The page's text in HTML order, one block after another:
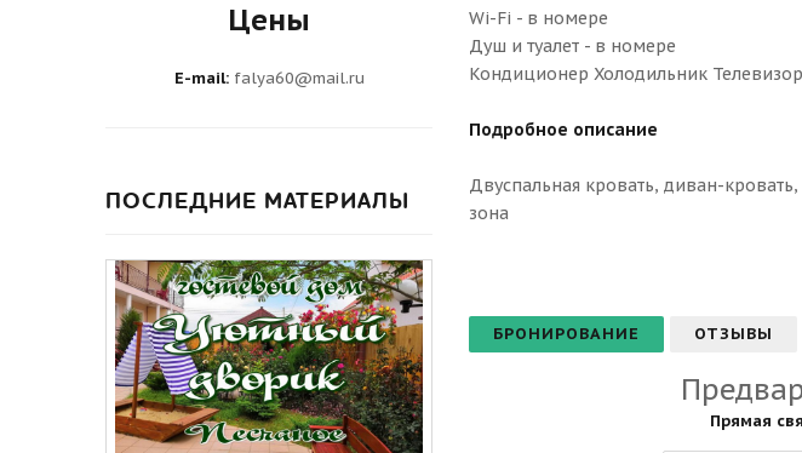
Wi-Fi - в номере
Душ и туалет - в номере
Кондиционер Холодильник
Подробное описание
Двуспальная кровать, диван-
зона
БРОНИРОВАНИЕ ОТЗЫВЫ
Прямая
Цены
E-mail:falya60@mail.ru
ПОСЛЕДНИЕ МАТЕРИАЛЫ